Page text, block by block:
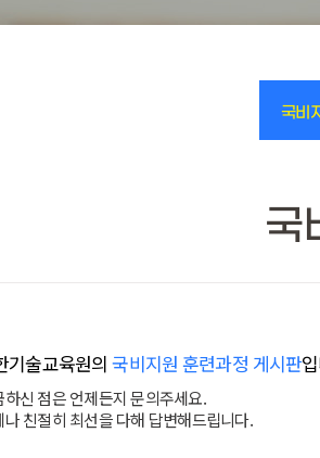
국비
국
기술교육원의국비지원 훈련과정 게시판
하신 점은 언제든지 문의주세요.
나 친절히 최선을 다해 답변해드립니다.